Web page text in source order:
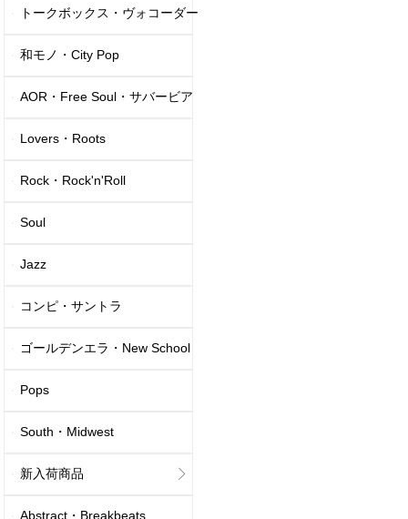
トークボックス・ヴォコーダー
和モノ・City Pop
AOR・Free Soul・サバービア
Lovers・Roots
Rock・Rock'n'Roll
Soul
Jazz
コンピ・サントラ
ゴールデンエラ・New School
Pops
South・Midwest
新入荷商品
Abstract・Breakbeats